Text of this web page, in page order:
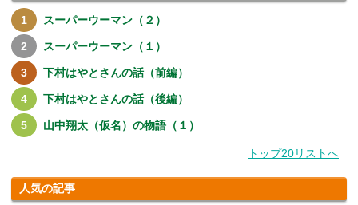
スーパーウーマン（２）
スーパーウーマン（１）
下村はやとさんの話（前編）
下村はやとさんの話（後編）
山中翔太（仮名）の物語（１）
トップ20リストへ
人気の記事